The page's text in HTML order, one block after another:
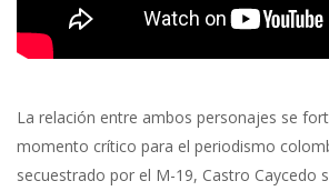
La relación entre ambos personajes se
momento crítico para el periodismo
secuestrado por el M-19, Castro Caycedo